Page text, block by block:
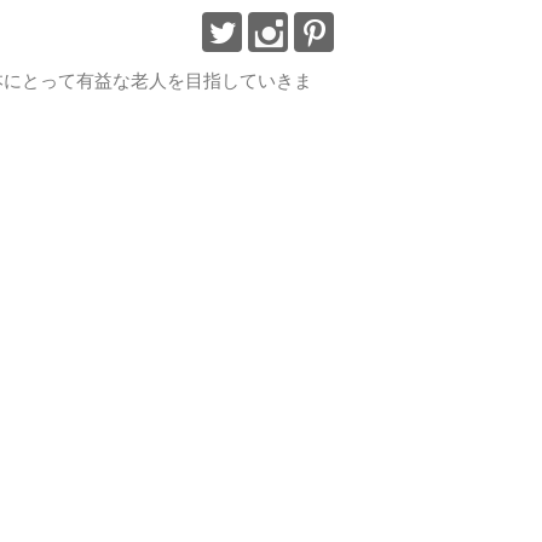
とって有益な老人を目指していきま